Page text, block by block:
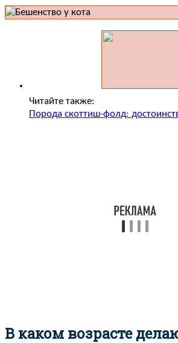
Читайте также:
Порода скоттиш-фолд:
В каком возрасте